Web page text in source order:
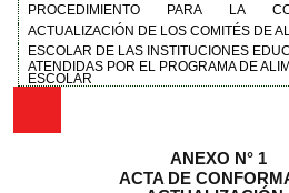
PROCEDIMIENTO PARA LA
ACTUALIZACIÓN DE LOS COMITÉS DE
ESCOLAR DE LAS INSTITUCIONES
ATENDIDAS POR EL PROGRAMA DE
ESCOLAR
ANEXO N° 1
ACTA DE